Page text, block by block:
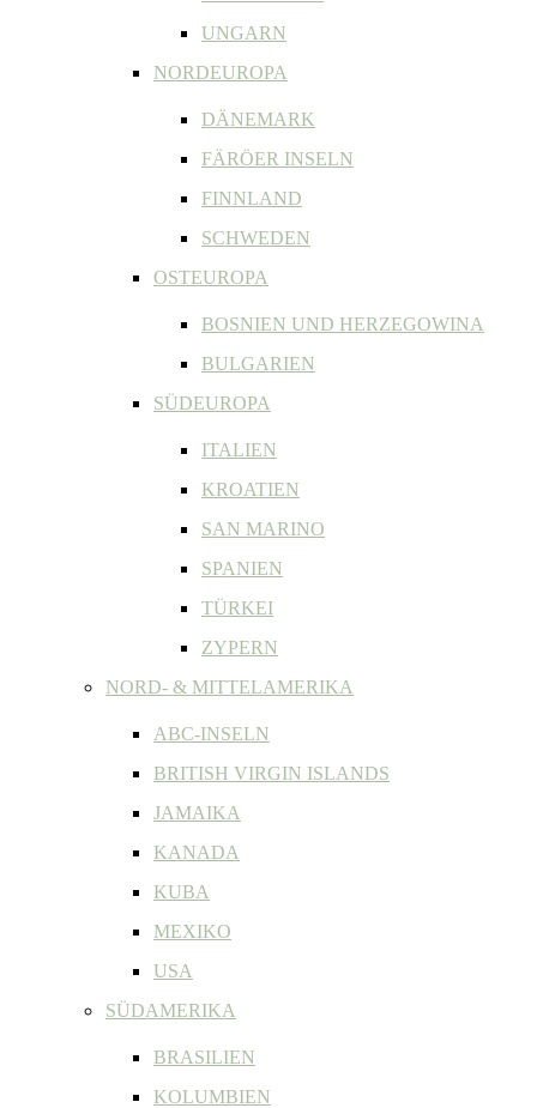
UNGARN
NORDEUROPA
DÄNEMARK
FÄRÖER INSELN
FINNLAND
SCHWEDEN
OSTEUROPA
BOSNIEN UND HERZEGOWINA
BULGARIEN
SÜDEUROPA
ITALIEN
KROATIEN
SAN MARINO
SPANIEN
TÜRKEI
ZYPERN
NORD- & MITTELAMERIKA
ABC-INSELN
BRITISH VIRGIN ISLANDS
JAMAIKA
KANADA
KUBA
MEXIKO
USA
SÜDAMERIKA
BRASILIEN
KOLUMBIEN